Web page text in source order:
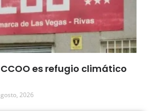
es refugio climático
2026